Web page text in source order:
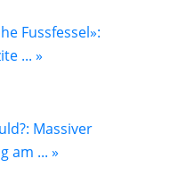
Fussfessel»:
... »
Massiver
am ... »